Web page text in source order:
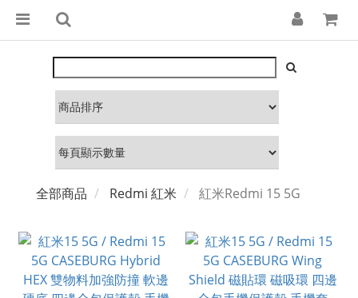
全部商品 Redmi 紅米 紅米Redmi 15 5G